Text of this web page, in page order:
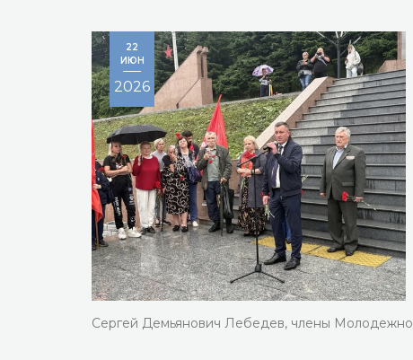
Сергей Демьянович Лебедев, члены
22
ИЮН
2026